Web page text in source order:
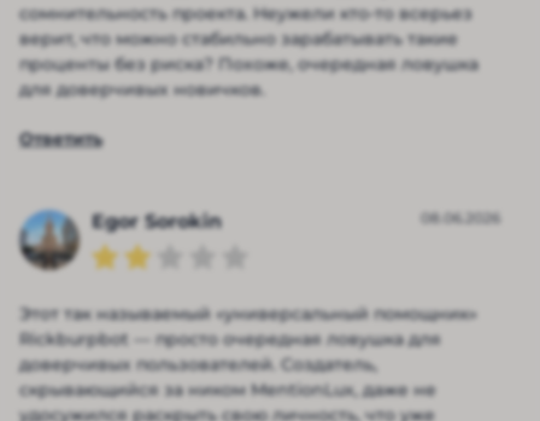
сомнительность проекта. Неужели кто-то всерьез
верит, что можно стабильно зарабатывать такие
проценты без риска? Похоже, очередная ловушка
для доверчивых новичков.
Ответить
Egor Sorokin 08.06.2026
Этот так называемый «универсальный помощник»
Rickburpbot — просто очередная ловушка для
доверчивых пользователей. Создатель,
скрывающийся за ником MentionLux, даже не
удосужился раскрыть свою личность, что уже